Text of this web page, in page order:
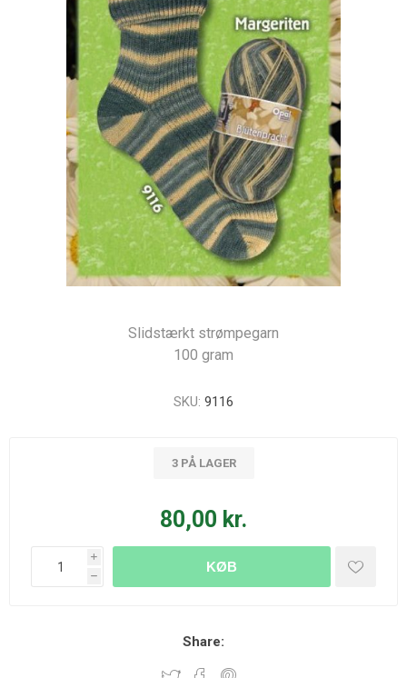
Slidstærkt strømpegarn
100 gram
SKU: 9116
3 PÅ LAGER
80,00 kr.
i
h
KØB
Share: